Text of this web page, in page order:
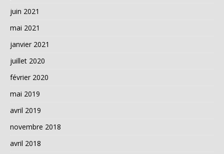
juin 2021
mai 2021
janvier 2021
juillet 2020
février 2020
mai 2019
avril 2019
novembre 2018
avril 2018